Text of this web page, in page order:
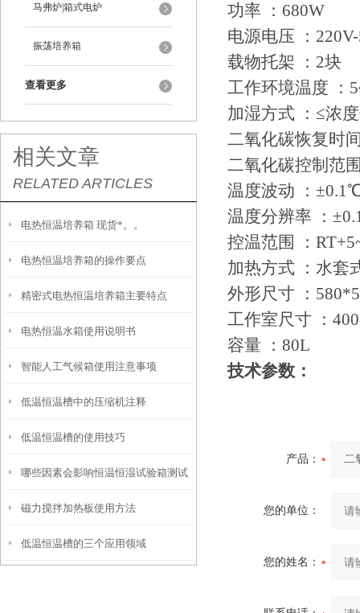
马弗炉|箱式电炉
振荡培养箱
查看更多
相关文章
RELATED ARTICLES
电热恒温培养箱 现货*。。
电热恒温培养箱的操作要点
精密式电热恒温培养箱主要特点
电热恒温水箱使用说明书
智能人工气候箱使用注意事项
低温恒温槽中的压缩机注释
低温恒温槽的使用技巧
哪些因素会影响恒温恒湿试验箱测试
的结果
磁力搅拌加热板使用方法
低温恒温槽的三个应用领域
功率 ：680W
电源电压 ：
载物托架 ：2块
工作环境温度 ：
加湿方式 ：≤浓
二氧化碳恢复时
二氧化碳控制范
温度波动 ：
温度分辨率 ：
控温范围 ：
加热方式 ：水套
外形尺寸 ：
工作室尺寸 ：
容量 ：80L
技术参数：
产品：
您的单位：
您的姓名：